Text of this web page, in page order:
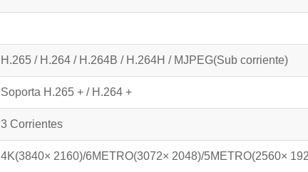
H.265 / H.264 / H.264B / H.264H / MJPEG(Sub corriente)
Soporta H.265 + / H.264 +
3 Corrientes
4K(3840× 2160)/6METRO(3072× 2048)/5METRO(2560×